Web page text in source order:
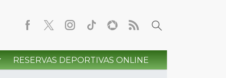
RESERVAS DEPORTIVAS ONLINE